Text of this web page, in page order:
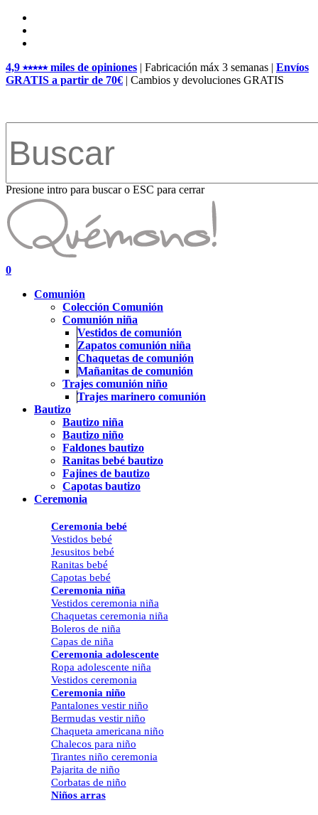
Skip
main
4,9 ⭑⭑⭑⭑⭑ miles de opiniones | Fabricación máx 3 semanas | Envíos
GRATIS a partir de 70€ | Cambios y devoluciones GRATIS
Presione intro para buscar o ESC para cerrar
Close
Search
search
account
0
Comunión
Colección Comunión
Comunión niña
Vestidos de comunión
Zapatos comunión niña
Chaquetas de comunión
Mañanitas de comunión
Trajes comunión niño
Trajes marinero comunión
Bautizo
Bautizo niña
Bautizo niño
Faldones bautizo
Ranitas bebé bautizo
Fajines de bautizo
Capotas bautizo
Ceremonia
Ceremonia bebé
Vestidos bebé
Jesusitos bebé
Ranitas bebé
Capotas bebé
Ceremonia niña
Vestidos ceremonia niña
Chaquetas ceremonia niña
Boleros de niña
Capas de niña
Ceremonia adolescente
Ropa adolescente niña
Vestidos ceremonia
Ceremonia niño
Pantalones vestir niño
Bermudas vestir niño
Chaqueta americana niño
Chalecos para niño
Tirantes niño ceremonia
Pajarita de niño
Corbatas de niño
Niños arras